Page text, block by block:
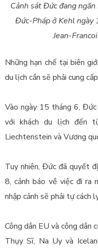
Cảnh sát Đức đang
Đức-Pháp ở Kehl ngày
Jean-
Những hạn chế tại biên
du lịch cần sẽ phải cung
Vào ngày 15 tháng 6,
với khách du lịch đến
Liechtenstein và Vương
Tuy nhiên, Đức đã quyết
8, cảnh báo về việc đi ra
nhập cảnh sẽ phải tự cách
Công dân EU và công dân
Thụy Sĩ, Na Uy và